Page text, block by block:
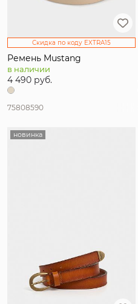
Скидка по коду EXTRA15
Ремень Mustang
в наличии
4 490 руб.
75808590
новинка